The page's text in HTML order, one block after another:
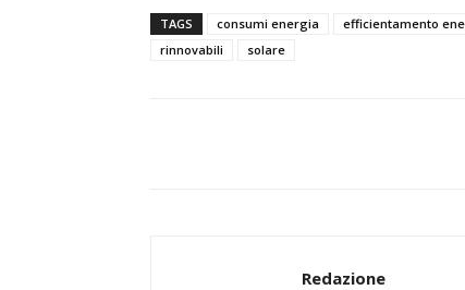
TAGS consumi energia efficientamento
rinnovabili
solare
Redazione